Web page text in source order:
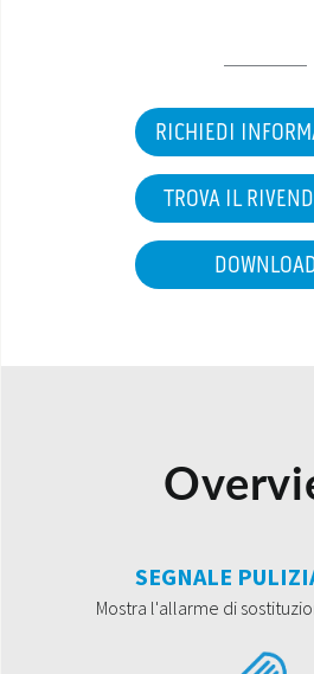
RICHIEDI
TROVA IL
SEGNALE
Mostra l'allarme di